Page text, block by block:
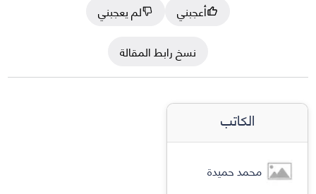
أعجبني
لم يعجبني
نسخ رابط المقالة
الكاتب
محمد حميدة